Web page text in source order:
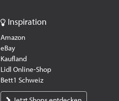
Inspiration
Amazon
eBay
Kaufland
Lidl Online-Shop
Bett1 Schweiz